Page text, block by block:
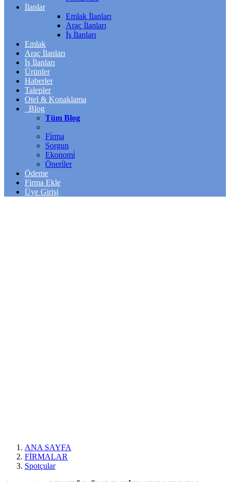
İlanlar
Emlak İlanları
Araç İlanları
İş İlanları
Emlak
Araç İlanları
İş İlanları
Ürünler
Haberler
Talepler
Otel & Konaklama
Blog
Tüm Blog
Fi̇rma
Sorgun
Ekonomi̇
Öneri̇ler
Ödeme
Firma Ekle
Üye Girişi
ANA SAYFA
FİRMALAR
Spotçular